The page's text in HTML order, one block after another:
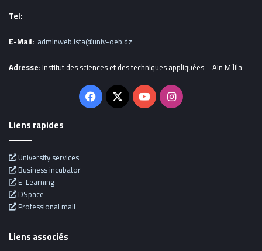
Tel:
E-Mail: adminweb.ista@univ-oeb.dz
Adresse:Institut des sciences et des techniques appliquées – Ain M’lila
Facebook
X YouTubeInstagram
Liens rapides
University services
Business incubator
E-Learning
DSpace
Professional mail
Liens associés